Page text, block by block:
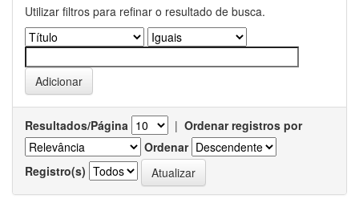
Utilizar filtros para refinar o resultado de busca.
Resultados/Página | Ordenar registros por
Ordenar
Registro(s)